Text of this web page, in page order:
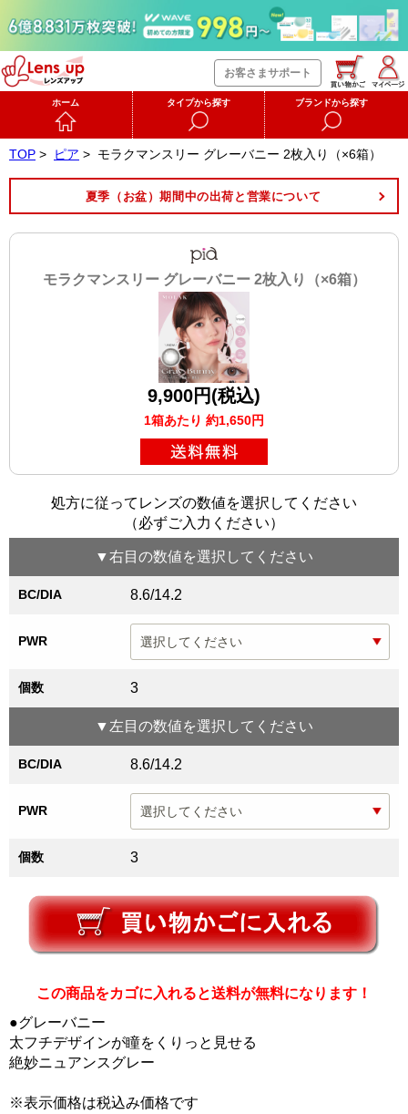
お客さまサポート
ホーム タイプから探す ブランドから探す
TOP > ピア > モラクマンスリー グレーバニー 2枚入り（×6箱）
夏季（お盆）期間中の出荷と営業について
モラクマンスリー グレーバニー 2枚入り（×6箱）
9,900円(税込)
1箱あたり 約1,650円
処方に従ってレンズの数値を選択してください
（必ずご入力ください）
▼右目 の数値を選択してください
BC/DIA 8.6/14.2
PWR
個数 3
▼ 左目 の数値を選択してください
BC/DIA 8.6/14.2
PWR
個数 3
この商品をカゴに入れると送料が無料になります！
●グレーバニー
太フチデザインが瞳をくりっと見せる
絶妙ニュアンスグレー
※表示価格は税込み価格です